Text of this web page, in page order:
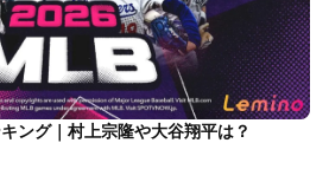
ング｜村上宗隆や大谷翔平は？